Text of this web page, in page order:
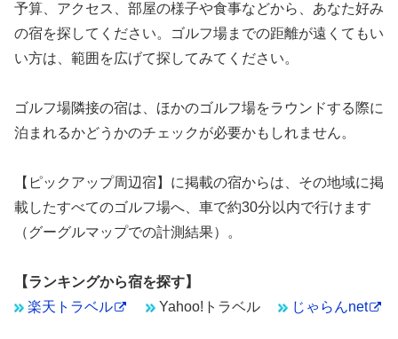
予算、アクセス、部屋の様子や食事などから、あなた好み
の宿を探してください。ゴルフ場までの距離が遠くてもい
い方は、範囲を広げて探してみてください。
ゴルフ場隣接の宿は、ほかのゴルフ場をラウンドする際に
泊まれるかどうかのチェックが必要かもしれません。
【ピックアップ周辺宿】に掲載の宿からは、その地域に掲
載したすべてのゴルフ場へ、車で約30分以内で行けます
（グーグルマップでの計測結果）。
【ランキングから宿を探す】
楽天トラベル
Yahoo!トラベル じゃらんnet